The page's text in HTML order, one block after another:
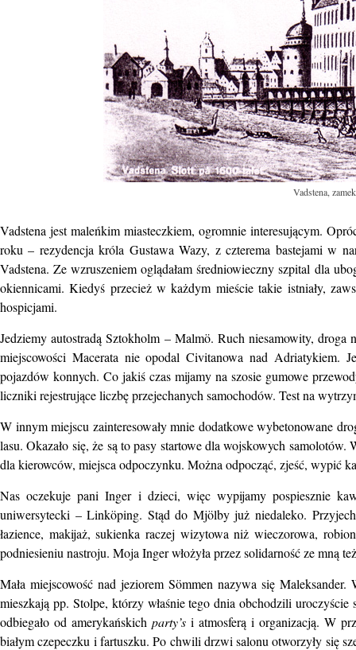
Vadstena,
Vadstena jest maleńkim miasteczkiem, ogromnie interesującym.
roku – rezydencja króla Gustawa Wazy, z czterema bastejami w
Vadstena. Ze wzruszeniem oglądałam średniowieczny szpital dla
okiennicami. Kiedyś przecież w każdym mieście takie istniały,
hospicjami.
Jedziemy autostradą Sztokholm – Malmö. Ruch niesamowity,
miejscowości Macerata nie opodal Civitanowa nad Adriatykiem.
pojazdów konnych. Co jakiś czas mijamy na szosie gumowe
liczniki rejestrujące liczbę przejechanych samochodów. Test na
W innym miejscu zainteresowały mnie dodatkowe wybetonowane
lasu. Okazało się, że są to pasy startowe dla wojskowych
dla kierowców, miejsca odpoczynku. Można odpocząć, zjeść, wypić
Nas oczekuje pani Inger i dzieci, więc wypijamy pospiesznie
uniwersytecki – Linköping. Stąd do Mjölby już niedaleko.
łazience, makijaż, sukienka raczej wizytowa niż wieczorowa,
podniesieniu nastroju. Moja Inger włożyła przez solidarność ze mną
Mała miejscowość nad jeziorem Sömmen nazywa się
mieszkają pp. Stolpe, którzy właśnie tego dnia obchodzili uroczyście
odbiegało od amerykańskich party’s i atmosferą i organizacją. W
białym czepeczku i fartuszku. Po chwili drzwi salonu otworzyły się